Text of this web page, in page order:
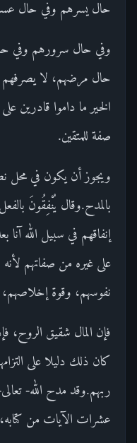
حال يسرهم وفي حال
وفي حال سرورهم وفي
حال مرضهم، لا
الخير ما داموا قادرين
صفة للمتقين.
ويجوز أن يكون في محل
بالمدح.وقال يُنْفِقُونَ
إنفاقهم في سبيل الله
على غيره من صفاتهم
نفوسهم، وقوة إخلاصهم،
فإن المال شقيق الروح،
كان ذلك دليلا على
ربهم.وقد مدح الله-
عشرات الآيات من